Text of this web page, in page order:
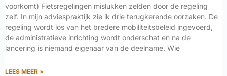
voorkomt) Fietsregelingen mislukken zelden door de regeling
zelf. In mijn adviespraktijk zie ik drie terugkerende oorzaken. De
regeling wordt los van het bredere mobiliteitsbeleid ingevoerd,
de administratieve inrichting wordt onderschat en na de
lancering is niemand eigenaar van de deelname. Wie
LEES MEER »